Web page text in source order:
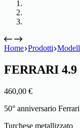
Home Prodotti
FERRARI 4.9
460,00 €
50° anniversario
Turchese metallizzato